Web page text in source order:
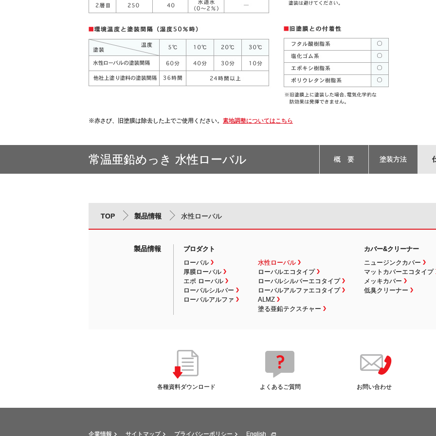
※赤さび、旧塗膜は除去した上でご使用ください。 素地調整についてはこちら
常温亜鉛めっき 水性ローバル 概 要 塗装方法
TOP 製品情報 水性ローバル
製品情報
プロダクト
ローバル
厚膜ローバル
エポ ローバル
ローバルシルバー
ローバルアルファ
水性ローバル
ローバルエコタイプ
ローバルシルバーエコタイプ
ローバルアルファエコタイプ
ALMZ
塗る亜鉛テクスチャー
カバー&クリーナー
ニュージンクカバー
マットカバーエコタイプ
メッキカバー
低臭クリーナー
各種資料ダウンロード よくあるご質問 お問い合わせ
企業情報 サイトマップ プライバシーポリシー English